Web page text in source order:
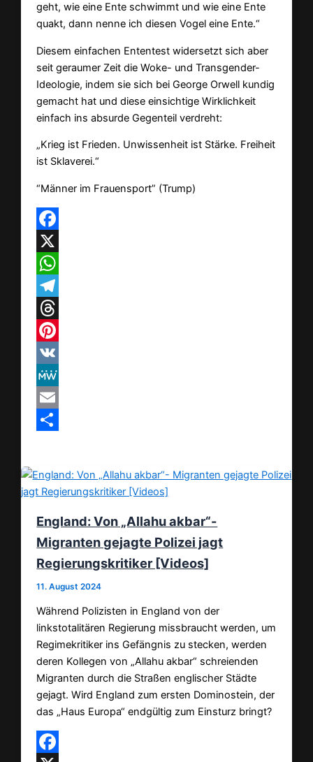
geht, wie eine Ente schwimmt und wie eine Ente
quakt, dann nenne ich diesen Vogel eine Ente.“
Diesem einfachen Ententest widersetzt sich aber
seit geraumer Zeit die Woke- und Transgender-
Ideologie, indem sie sich bei George Orwell kundig
gemacht hat und diese einsichtige Wirklichkeit
einfach ins absurde Gegenteil verdreht:
„Krieg ist Frieden. Unwissenheit ist Stärke. Freiheit
ist Sklaverei.“
“Männer im Frauensport” (Trump)
Facebook
X
WhatsApp
Telegram
Threads
Pinterest
VK
MeWe
Email
England: Von „Allahu akbar“-
Migranten gejagte Polizei jagt
Regierungskritiker [Videos]
11. August 2024
Während Polizisten in England von der
linkstotalitären Regierung missbraucht werden, um
Regimekritiker ins Gefängnis zu stecken, werden
deren Kollegen von „Allahu akbar“ schreienden
Migranten durch die Straßen englischer Städte
gejagt. Wird England zum ersten Dominostein, der
das „Haus Europa“ endgültig zum Einsturz bringt?